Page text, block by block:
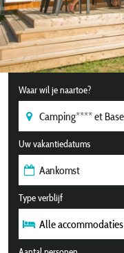
Waar wil je naartoe?
Uw vakantiedatums
Type verblijf
Alle accommodaties